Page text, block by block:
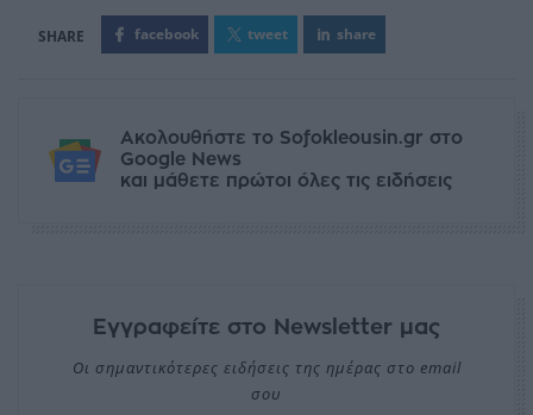
facebook tweet share
Ακολουθήστε το Sofokleousin.gr στο
Google News
και μάθετε πρώτοι όλες τις ειδήσεις
Εγγραφείτε στο Newsletter μας
Οι σημαντικότερες ειδήσεις της ημέρας στο email
σου